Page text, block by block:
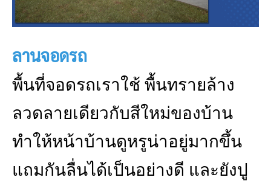
ลานจอดรถ
พื้นที่จอดรถเราใช้ พื้นทรายล้าง
ลวดลายเดียวกับสีใหม่ของบ้าน
ทำให้หน้าบ้านดูหรูน่าอยู่มากขึ้น
แถมกันลื่นได้เป็นอย่างดี และยังปู